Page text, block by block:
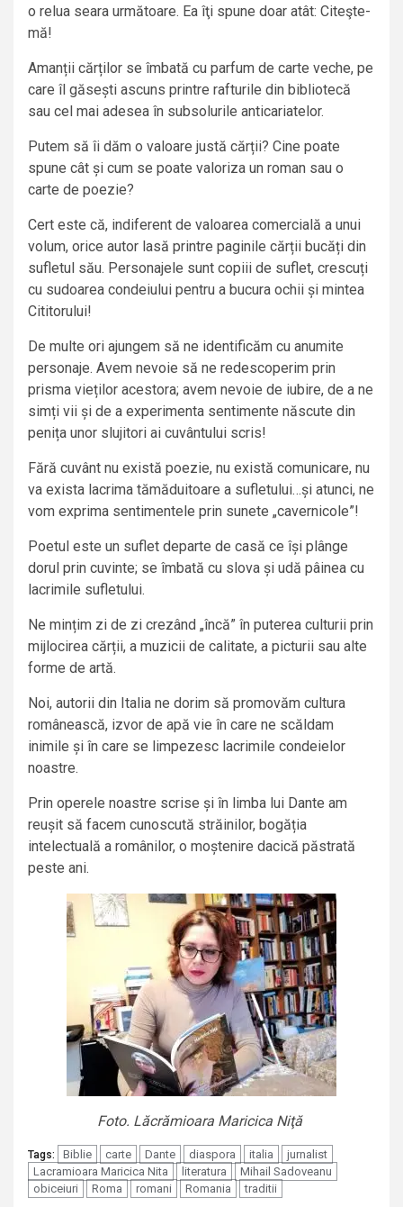
o relua seara următoare. Ea îţi spune doar atât: Citeşte-
mă!
Amanții cărților se îmbată cu parfum de carte veche, pe
care îl găsești ascuns printre rafturile din bibliotecă
sau cel mai adesea în subsolurile anticariatelor.
Putem să îi dăm o valoare justă cărții? Cine poate
spune cât și cum se poate valoriza un roman sau o
carte de poezie?
Cert este că, indiferent de valoarea comercială a unui
volum, orice autor lasă printre paginile cărții bucăți din
sufletul său. Personajele sunt copiii de suflet, crescuți
cu sudoarea condeiului pentru a bucura ochii și mintea
Cititorului!
De multe ori ajungem să ne identificăm cu anumite
personaje. Avem nevoie să ne redescoperim prin
prisma vieților acestora; avem nevoie de iubire, de a ne
simți vii și de a experimenta sentimente născute din
penița unor slujitori ai cuvântului scris!
Fără cuvânt nu există poezie, nu există comunicare, nu
va exista lacrima tămăduitoare a sufletului…și atunci, ne
vom exprima sentimentele prin sunete „cavernicole”!
Poetul este un suflet departe de casă ce își plânge
dorul prin cuvinte; se îmbată cu slova și udă pâinea cu
lacrimile sufletului.
Ne mințim zi de zi crezând „încă” în puterea culturii prin
mijlocirea cărții, a muzicii de calitate, a picturii sau alte
forme de artă.
Noi, autorii din Italia ne dorim să promovăm cultura
românească, izvor de apă vie în care ne scăldam
inimile și în care se limpezesc lacrimile condeielor
noastre.
Prin operele noastre scrise și în limba lui Dante am
reușit să facem cunoscută străinilor, bogăția
intelectuală a românilor, o moștenire dacică păstrată
peste ani.
Foto. Lăcrămioara Maricica Niţă
Tags: Biblie carte Dante diaspora italia
jurnalist
Lacramioara Maricica Nita
literatura
Mihail Sadoveanu
obiceiuri
Roma romani Romania traditii